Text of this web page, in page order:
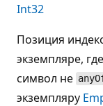
Int32
Позиция
экземпляре,
символ не
экземпляру